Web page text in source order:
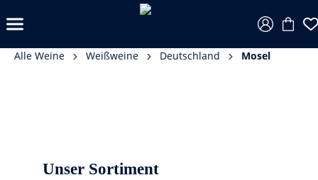
Alle Weine Weißweine Deutschland Mosel
Unser Sortiment